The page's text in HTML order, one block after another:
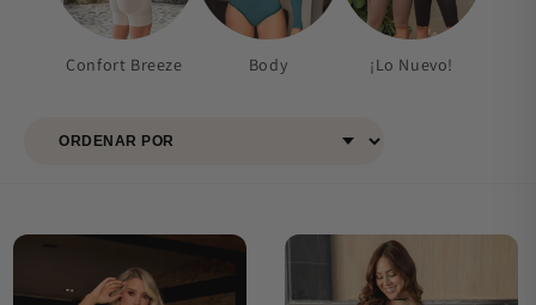
Confort Breeze Body ¡Lo Nuevo!